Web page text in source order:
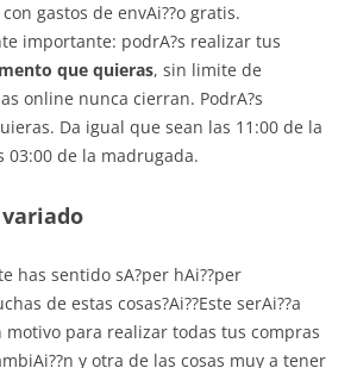
gastos de envAi??o gratis.
importante: podrA?s realizar tus
que quieras, sin limite de
online nunca cierran. PodrA?s
Da igual que sean las 11:00 de la
03:00 de la madrugada.
has sentido sA?per hAi??per
de estas cosas?Ai??Este serAi??a
para realizar todas tus compras
y otra de las cosas muy a tener